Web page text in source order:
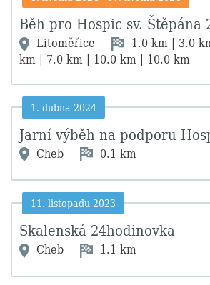
Běh pro Hospic sv. Štěpána
Litoměřice
1.0 km | 3.0
km | 7.0 km | 10.0 km | 10.0 km
1. dubna 2024
Jarní výběh na podporu
Cheb 0.1 km
11. listopadu 2023
Skalenská 24hodinovka
Cheb 1.1 km